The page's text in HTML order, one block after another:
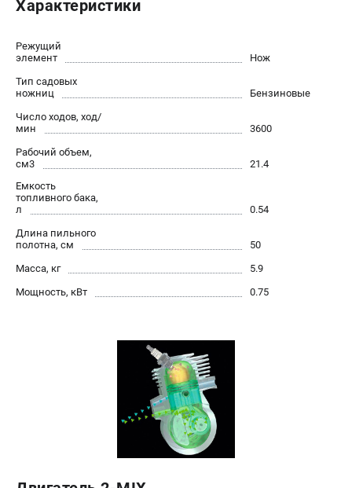
Юридическим лицам
Правила обмена и возврата
Справочник по тримерным головкам и ножам
Бонусная программа
Как нас найти
Пользовательское соглашение
САДОВАЯ ТЕХНИКА
Бензопилы
Мотокосы
Опрыскиватели
Измельчители
Цепи для бензопил
Леска для триммеров
Характеристики
Режущий
элемент
Нож
Тип садовых
ножниц
Бензиновые
Число ходов, ход/
мин
3600
Рабочий объем,
см3
21.4
Емкость
топливного бака,
л
0.54
Длина пильного
полотна, см
50
Масса, кг
5.9
Мощность, кВт
0.75